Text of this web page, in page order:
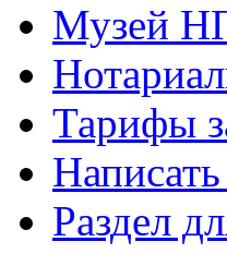
Музей
Тарифы
Раздел